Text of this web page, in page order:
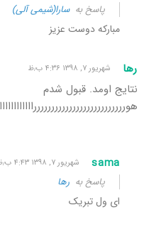
پاسخ بهسارا(شیمی آلی)
مبارکه دوست عزیز
رها شهریور ۷, ۱۳۹۸ ۴:۳۶ ب٫ظ
نتایج اومد. قبول شدم
sama شهریور ۷, ۱۳۹۸ ۴:۴۳ ب٫ظ
پاسخ به رها
ای ول تبریک